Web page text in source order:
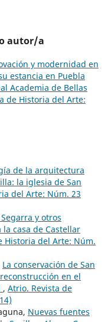
autor/a
y modernidad en
estancia en Puebla
Academia de Bellas
de Historia del Arte:
de la arquitectura
la iglesia de San
del Arte: Núm. 23
y otros
casa de Castellar
Historia del Arte: Núm.
La conservación de San
en el
, Atrio. Revista de
Nuevas fuentes